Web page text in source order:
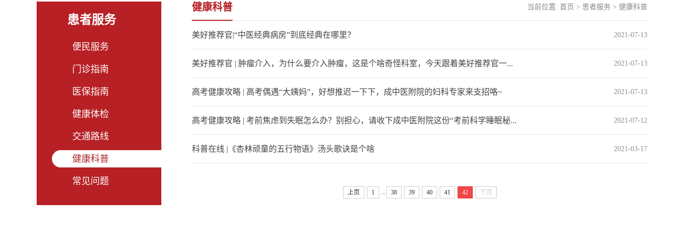
患者服务
便民服务
门诊指南
医保指南
健康体检
交通路线
健康科普
常见问题
健康科普 当前位置: 首页 > 患者服务 > 健康科普
美好推荐官|“中医经典病房”到底经典在哪里？ 2021-07-13
​美好推荐官 | 肿瘤介入，为什么要介入肿瘤，这是个啥奇怪科室，今天跟着美好推荐官一... 2021-07-13
高考健康攻略 | 高考偶遇“大姨妈”，好想推迟一下下，成中医附院的妇科专家来支招咯~ 2021-07-13
高考健康攻略 | 考前焦虑到失眠怎么办？别担心，请收下成中医附院这份“考前科学睡眠秘... 2021-07-12
科普在线 |《杏林顽童的五行物语》汤头歌诀是个啥 2021-03-17
上页 1 38 39 40 41 42 下页